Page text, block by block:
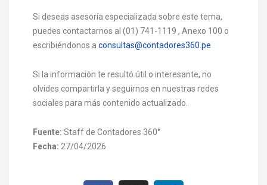
Si deseas asesoría especializada sobre este tema,
puedes contactarnos al (01) 741-1119 , Anexo 100 o
escribiéndonos a consultas@contadores360.pe
Si la información te resultó útil o interesante, no
olvides compartirla y seguirnos en nuestras redes
sociales para más contenido actualizado.
Fuente: Staff de Contadores 360°
Fecha: 27/04/2026